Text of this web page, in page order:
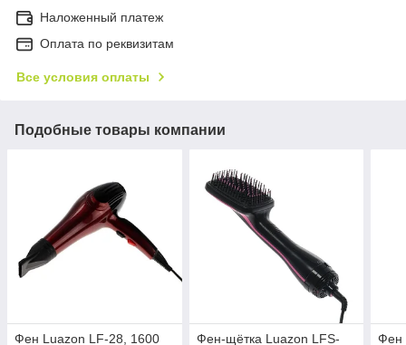
Наложенный платеж
Оплата по реквизитам
Все условия оплаты
Подобные товары компании
Фен Luazon LF-28, 1600
Фен-щётка Luazon LFS-
Фен